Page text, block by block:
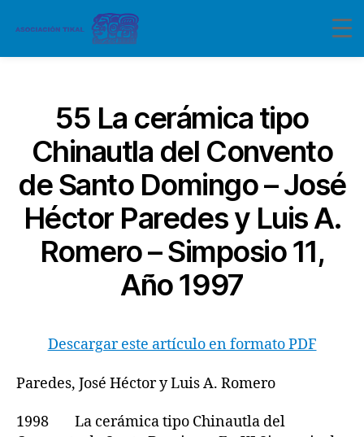
55 La cerámica tipo
Chinautla del Convento
de Santo Domingo – José
Héctor Paredes y Luis A.
Romero – Simposio 11,
Año 1997
Descargar este artículo en formato PDF
Paredes, José Héctor y Luis A. Romero
1998 La cerámica tipo Chinautla del